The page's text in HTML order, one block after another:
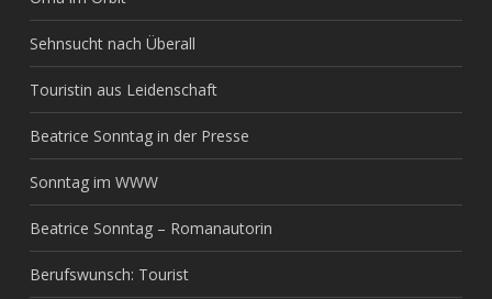
Sehnsucht nach Überall
Touristin aus Leidenschaft
Beatrice Sonntag in der Presse
Sonntag im WWW
Beatrice Sonntag – Romanautorin
Berufswunsch: Tourist